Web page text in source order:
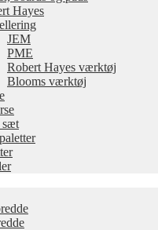
Hayes
JEM
PME
Robert Hayes værktøj
Blooms værktøj
sæt